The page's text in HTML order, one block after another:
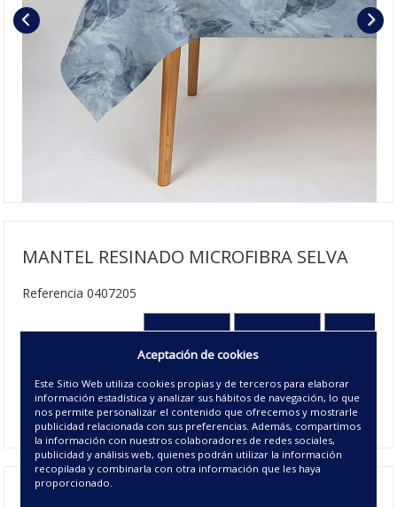
MANTEL RESINADO MICROFIBRA SELVA
Referencia 0407205
00 - UNICO
Agotado
Agotado
Aceptación de cookies
Este Sitio Web utiliza cookies propias y de terceros para elaborar
información estadística y analizar sus hábitos de navegación, lo que
nos permite personalizar el contenido que ofrecemos y mostrarle
publicidad relacionada con sus preferencias. Además, compartimos
la información con nuestros colaboradores de redes sociales,
publicidad y análisis web, quienes podrán utilizar la información
recopilada y combinarla con otra información que les haya
proporcionado.